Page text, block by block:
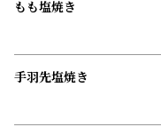
もも塩焼き
手羽先塩焼き